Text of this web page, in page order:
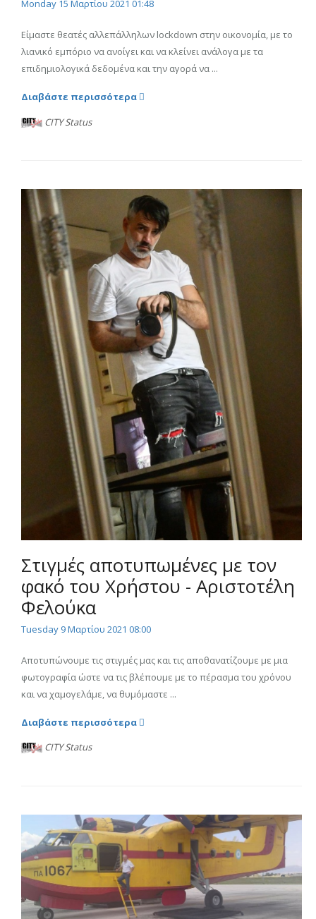
Monday 15 Μαρτίου 2021 01:48
Είμαστε θεατές αλλεπάλληλων lockdown στην οικονομία, με το
λιανικό εμπόριο να ανοίγει και να κλείνει ανάλογα με τα
επιδημιολογικά δεδομένα και την αγορά να ...
Διαβάστε περισσότερα
CITY Status
Στιγμές αποτυπωμένες με τον
φακό του Χρήστου - Αριστοτέλη
Φελούκα
Tuesday 9 Μαρτίου 2021 08:00
Αποτυπώνουμε τις στιγμές μας και τις αποθανατίζουμε με μια
φωτογραφία ώστε να τις βλέπουμε με το πέρασμα του χρόνου
και να χαμογελάμε, να θυμόμαστε ...
Διαβάστε περισσότερα
CITY Status